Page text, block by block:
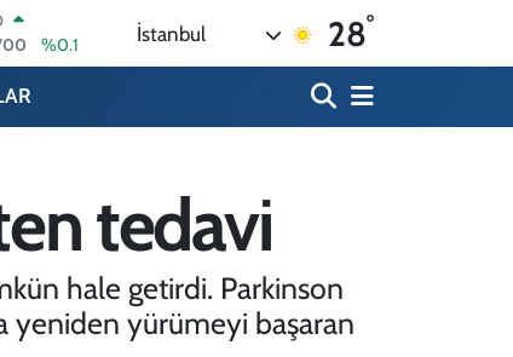
%0.21
ALTIN
%0.39
%0.06
İstanbul 28°
tedavi
hale getirdi. Parkinson
yeniden yürümeyi başaran